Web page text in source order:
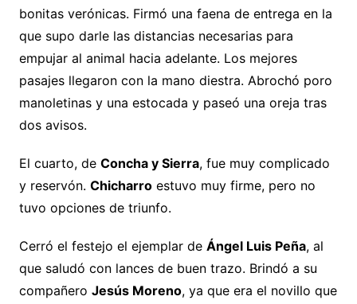
bonitas verónicas. Firmó una faena de entrega en la
que supo darle las distancias necesarias para
empujar al animal hacia adelante. Los mejores
pasajes llegaron con la mano diestra. Abrochó poro
manoletinas y una estocada y paseó una oreja tras
dos avisos.
El cuarto, de Concha y Sierra, fue muy complicado
y reservón. Chicharroestuvo muy firme, pero no
tuvo opciones de triunfo.
Cerró el festejo el ejemplar de Ángel Luis Peña, al
que saludó con lances de buen trazo. Brindó a su
compañero Jesús Moreno, ya que era el novillo que